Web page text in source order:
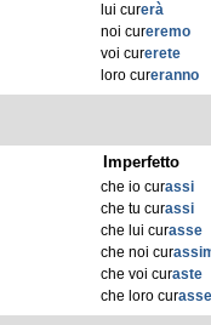
lui curerà
noi cureremo
voi curerete
loro cureranno
Imperfetto
che io curassi
che tu curassi
che lui curasse
che noi cur
che voi curaste
che loro cur